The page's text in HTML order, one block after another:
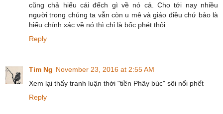
cũng chả hiểu cái đếch gì về nó cả. Cho tới nay nhiều
người trong chúng ta vẫn còn u mê và giáo điều chứ bảo là
hiểu chính xác về nó thì chỉ là bốc phét thôi.
Reply
Tim Ng November 23, 2016 at 2:55 AM
Xem lại thấy tranh luận thời "tiền Phây búc" sôi nổi phết
Reply